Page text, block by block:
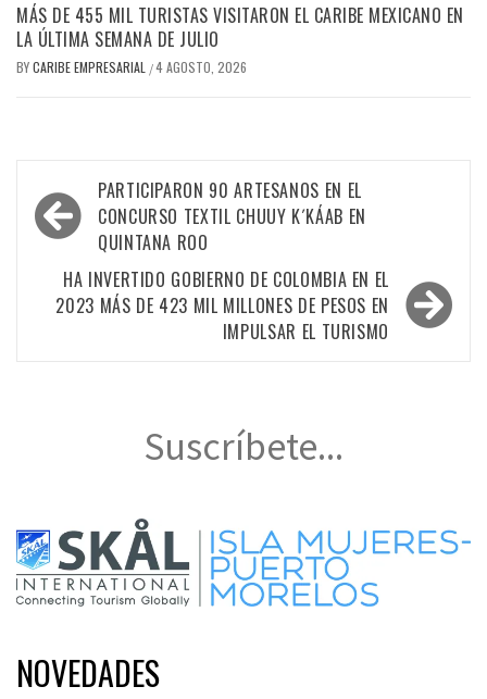
MÁS DE 455 MIL TURISTAS VISITARON EL CARIBE MEXICANO EN
LA ÚLTIMA SEMANA DE JULIO
BYCARIBE EMPRESARIAL /4 AGOSTO, 2026
Navegación
de
entradas
PARTICIPARON 90 ARTESANOS EN EL
CONCURSO TEXTIL CHUUY K´KÁAB EN
QUINTANA ROO
HA INVERTIDO GOBIERNO DE COLOMBIA EN EL
2023 MÁS DE 423 MIL MILLONES DE PESOS EN
IMPULSAR EL TURISMO
Suscríbete...
NOVEDADES